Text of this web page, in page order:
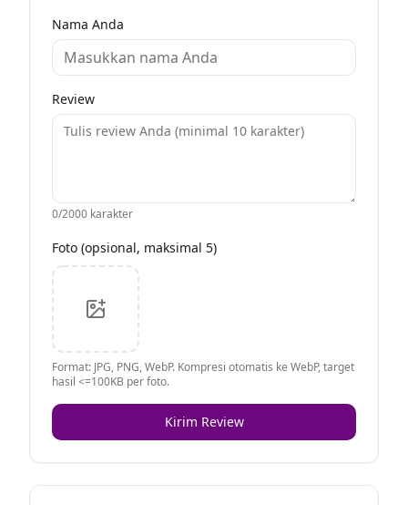
Nama Anda
Review
0/2000 karakter
Foto (opsional, maksimal 5)
Format: JPG, PNG, WebP. Kompresi otomatis ke WebP, target
hasil <=100KB per foto.
Kirim Review